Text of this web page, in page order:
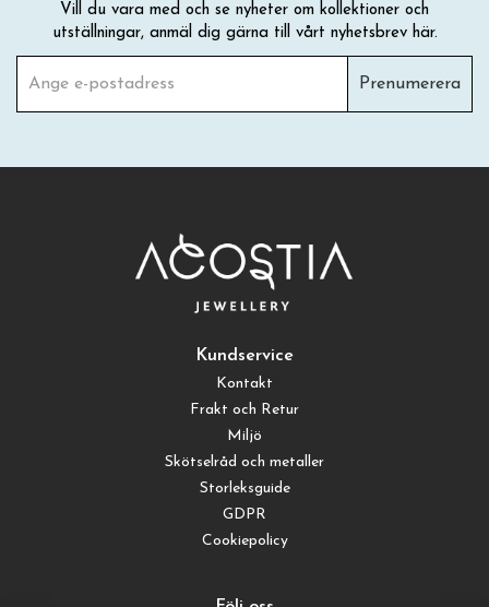
Vill du vara med och se nyheter om kollektioner och
utställningar, anmäl dig gärna till vårt nyhetsbrev här.
Prenumerera
Kundservice
Kontakt
Frakt och Retur
Miljö
Skötselråd och metaller
Storleksguide
GDPR
Cookiepolicy